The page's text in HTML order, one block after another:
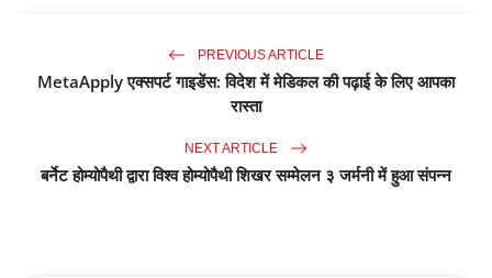
PREVIOUS ARTICLE
MetaApply एक्सपर्ट गाइडेंस: विदेश में मेडिकल की पढ़ाई के लिए आपका
रास्ता
NEXT ARTICLE
बर्नेट होम्योपैथी द्वारा विश्व होम्योपैथी शिखर सम्मेलन ३ जर्मनी में हुआ संपन्न